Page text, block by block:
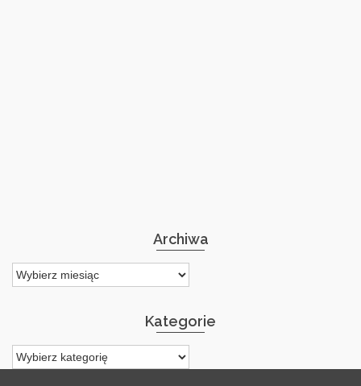
Archiwa
Archiwa
Kategorie
Kategorie